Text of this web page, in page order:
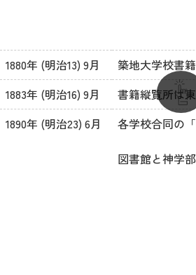
1880年 (明治13) 9月
築地大学校書
1883年 (明治16) 9月
書籍縦覧所は
1890年 (明治23) 6月
各学校合同の
図書館と神学